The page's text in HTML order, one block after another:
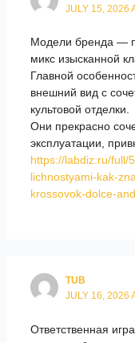
JULY 15, 2026
Модели бренда —
микс изысканной
Главной
внешний вид с
культовой отделки.
Они прекрасно
эксплуатации,
https://labdiz.ru/full/
lichnostyami-kak-
krossovok-dolce-
TUB
JULY 16, 2026
Ответственная